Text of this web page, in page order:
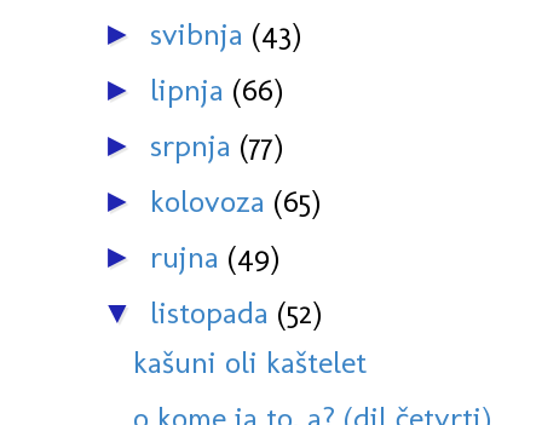
► svibnja (43)
► lipnja (66)
► srpnja (77)
► kolovoza (65)
► rujna (49)
▼ listopada (52)
kašuni oli kaštelet